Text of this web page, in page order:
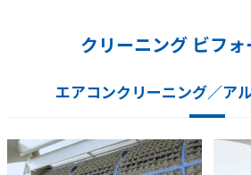
クリーニング ビフ
エアコンクリーニング／ア